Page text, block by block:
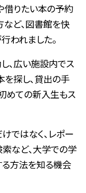
借りたい本の予約
など、図書館を快
われました。
、広い施設内でス
を探し、貸出の手
めての新入生もス
ではなく、レポー
など、大学での学
方法を知る機会